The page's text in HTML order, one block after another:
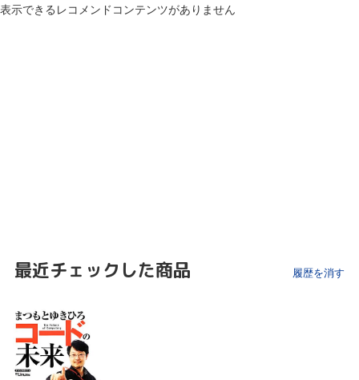
表示できるレコメンドコンテンツがありません
最近チェックした商品 履歴を消す